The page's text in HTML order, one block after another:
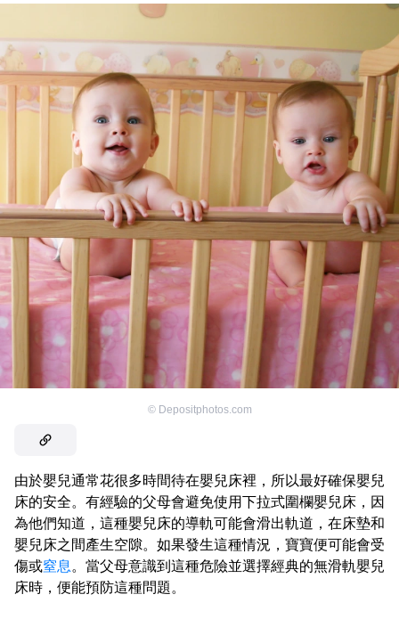
© Depositphotos.com
由於嬰兒通常花很多時間待在嬰兒床裡，所以最好確保嬰兒
床的安全。有經驗的父母會避免使用下拉式圍欄嬰兒床，因
為他們知道，這種嬰兒床的導軌可能會滑出軌道，在床墊和
嬰兒床之間產生空隙。如果發生這種情況，寶寶便可能會受
傷或窒息。當父母意識到這種危險並選擇經典的無滑軌嬰兒
床時，便能預防這種問題。